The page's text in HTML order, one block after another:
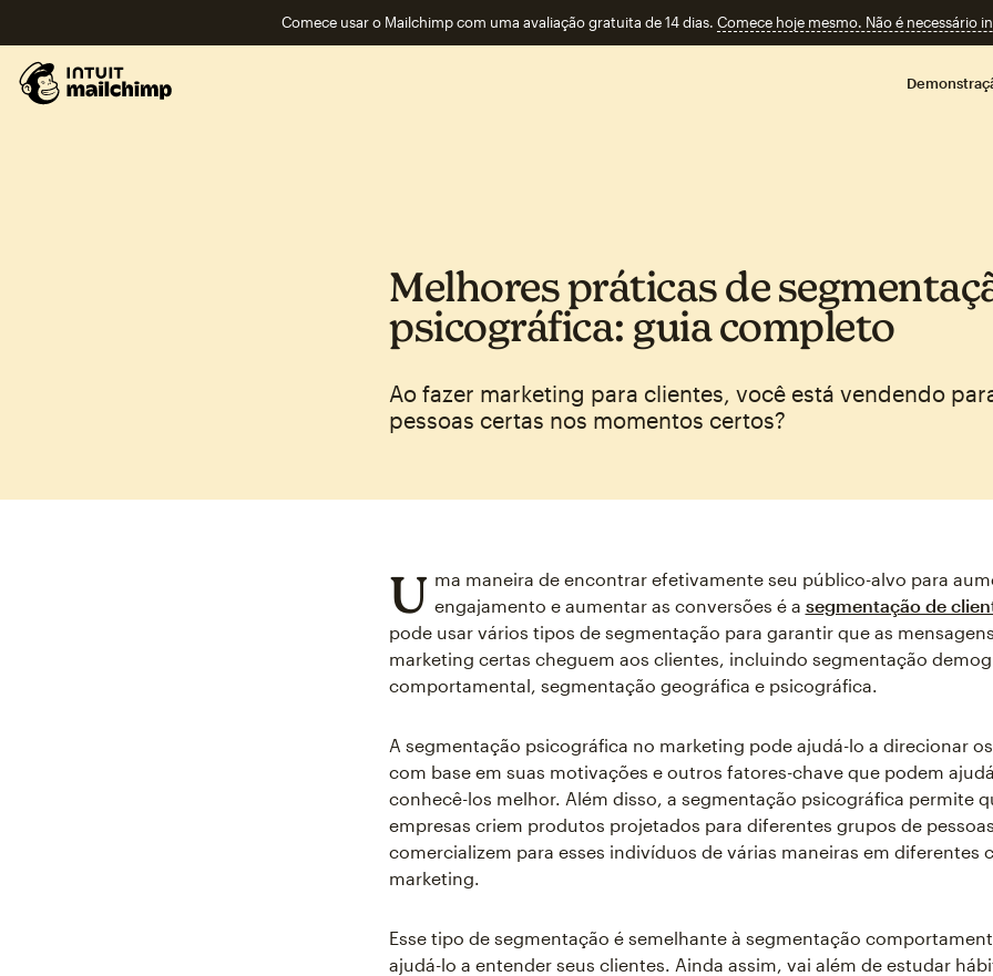
Comece usar o Mailchimp com uma avaliação gratuita de 14 dias. Comece hoje mesmo. Não é necessário
Melhores práticas de
psicográfica: guia completo
Ao fazer marketing para clientes, você está vendendo
pessoas certas nos momentos certos?
U ma maneira de encontrar efetivamente seu público-alvo para
engajamento e aumentar as conversões é a segmentação de
pode usar vários tipos de segmentação para garantir que as
marketing certas cheguem aos clientes, incluindo segmentação
comportamental, segmentação geográfica e psicográfica.
A segmentação psicográfica no marketing pode ajudá-lo a direcionar
com base em suas motivações e outros fatores-chave que podem
conhecê-los melhor. Além disso, a segmentação psicográfica permite
empresas criem produtos projetados para diferentes grupos de
comercializem para esses indivíduos de várias maneiras em diferentes
marketing.
Esse tipo de segmentação é semelhante à segmentação
ajudá-lo a entender seus clientes. Ainda assim, vai além de estudar